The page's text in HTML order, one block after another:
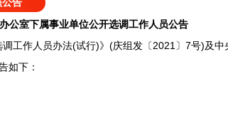
公告
公室下属事业单位公开选调工作人员公告
作人员办法(试行)》(庆组发〔2021〕7号)及中
如下：